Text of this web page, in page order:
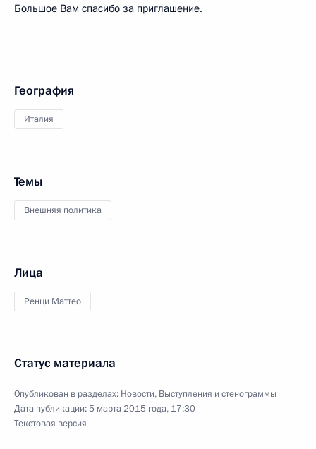
Большое Вам спасибо за приглашение.
География
Италия
Темы
Внешняя политика
Лица
Ренци Маттео
Статус материала
Опубликован в разделах: Новости, Выступления и стенограммы
Дата публикации:5 марта 2015 года, 17:30
Текстовая версия